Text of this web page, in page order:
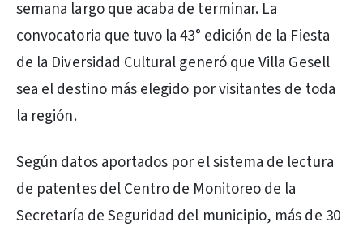
semana largo que acaba de terminar. La
convocatoria que tuvo la 43° edición de la Fiesta
de la Diversidad Cultural generó que Villa Gesell
sea el destino más elegido por visitantes de toda
la región.
Según datos aportados por el sistema de lectura
de patentes del Centro de Monitoreo de la
Secretaría de Seguridad del municipio, más de 30